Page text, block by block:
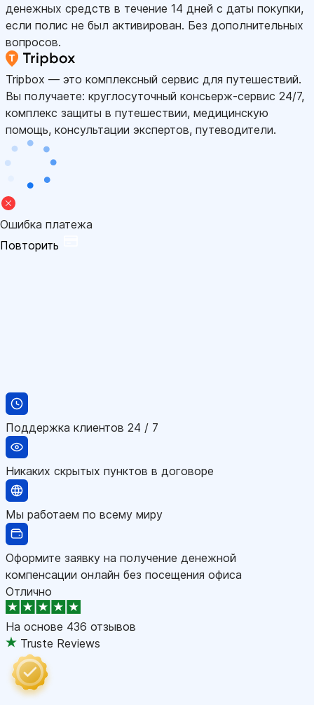
денежных средств в течение 14 дней с даты покупки,
если полис не был активирован. Без дополнительных
вопросов.
Tripbox — это комплексный сервис для путешествий.
Вы получаете: круглосуточный консьерж-сервис 24/7,
комплекс защиты в путешествии, медицинскую
помощь, консультации экспертов, путеводители.
Ошибка платежа
Повторить
Поддержка клиентов 24 / 7
Никаких скрытых пунктов в договоре
Мы работаем по всему миру
Оформите заявку на получение денежной
компенсации онлайн без посещения офиса
Отлично
На основе 436 отзывов
Truste Reviews